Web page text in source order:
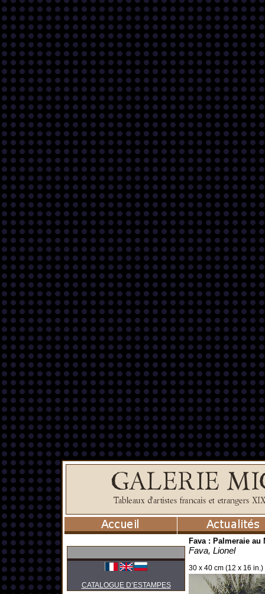
CATALOGUE D’ESTAMPES
Fava : Palmeraie au
Fava, Lionel
30 x 40 cm (12 x 16 in.)